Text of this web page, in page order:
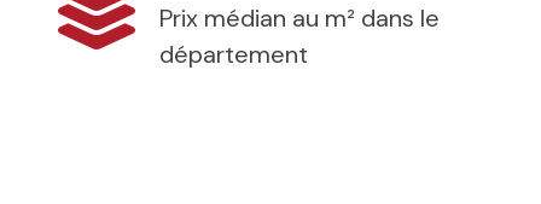
Prix médian au m² dans le
département